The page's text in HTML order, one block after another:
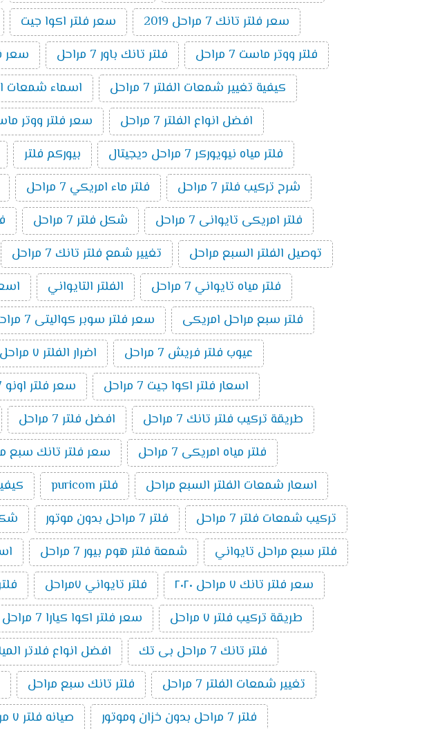
سعر فلتر تانك 7 مراحل 2019
سعر فلتر اكوا جيت
فلتر ووتر ماست 7 مراحل
فلتر تانك باور 7 مراحل سعر
كيفية تغيير شمعات الفلتر 7 مراحل
اسماء شمعات الفلتر
افضل انواع الفلتر 7 مراحل
سعر فلتر ووتر ماست 7
فلتر مياه نيويوركر 7 مراحل ديجيتال
بيوركم فلتر
شرح تركيب فلتر 7 مراحل
فلتر ماء امريكي 7 مراحل
فلتر امريكى تايوانى 7 مراحل
شكل فلتر 7 مراحل
توصيل الفلتر السبع مراحل
تغيير شمع فلتر تانك 7 مراحل
فلتر مياه تايواني 7 مراحل
الفلتر التايواني
فلتر سبع مراحل امريكى
سعر فلتر سوبر كواليتى 7 مراحل
عيوب فلتر فريش 7 مراحل
اضرار الفلتر ٧ مراحل
اسعار فلتر اكوا جيت 7 مراحل
سعر فلتر اونو 7 مراحل
طريقة تركيب فلتر تانك 7 مراحل
افضل فلتر 7 مراحل
فلتر مياه امريكى 7 مراحل
سعر فلتر تانك سبع
اسعار شمعات الفلتر السبع مراحل
فلتر puricom
تركيب شمعات فلتر 7 مراحل
فلتر 7 مراحل بدون موتور
فلتر سبع مراحل تايواني
شمعة فلتر هوم بيور 7 مراحل
سعر فلتر تانك ٧ مراحل ٢٠٢٠
فلتر تايواني ٧مراحل
طريقة تركيب فلتر ٧ مراحل
سعر فلتر اكوا كيارا 7 مراحل
فلتر تانك 7 مراحل بى تك
افضل انواع فلاتر المياه 7
تغيير شمعات الفلتر 7 مراحل
فلتر تانك سبع مراحل
فلتر 7 مراحل بدون خزان وموتور
صيانه فلتر ٧ مراحل